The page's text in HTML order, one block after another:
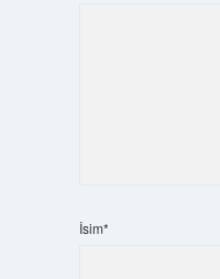
İsim*